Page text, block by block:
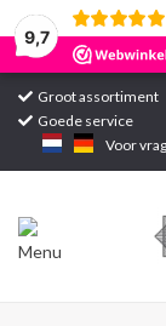
9,7
Groot assortiment
Goede service
Voor
Home